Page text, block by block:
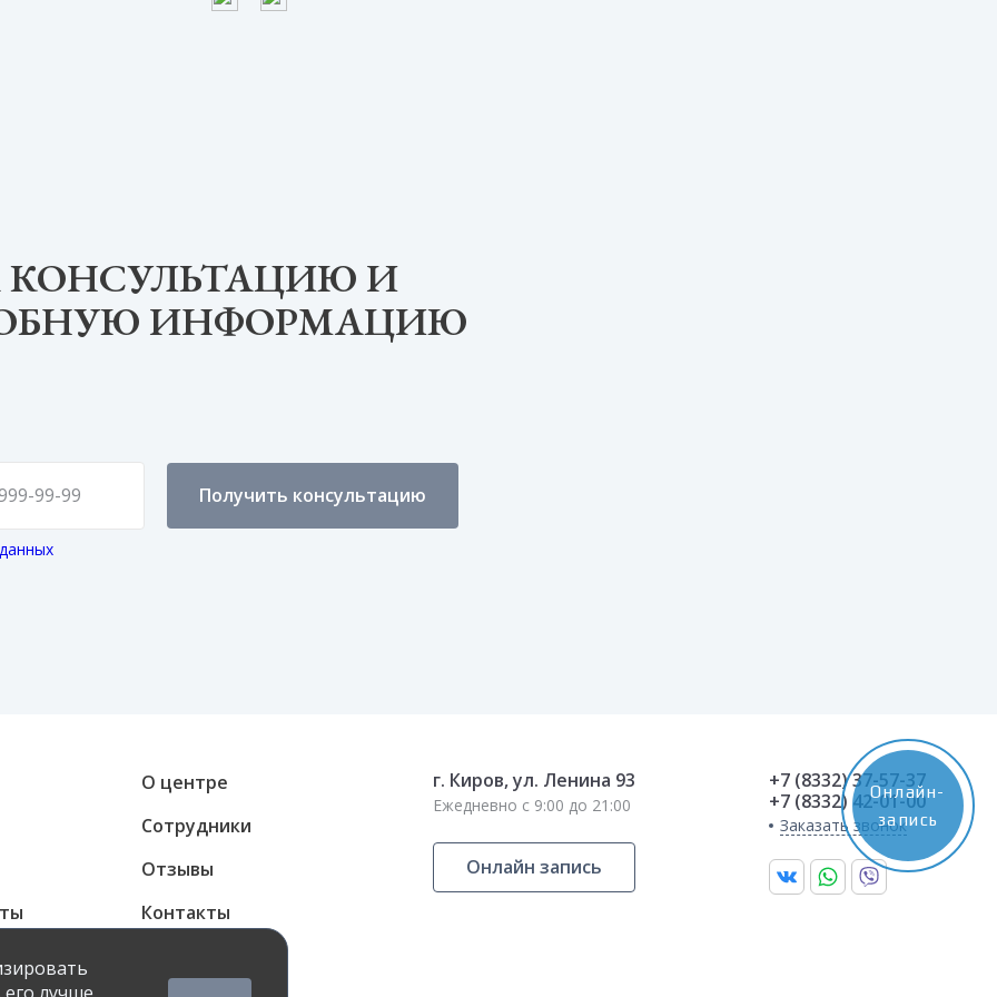
И
ИНФОРМАЦИЮ
Получить консультацию
О центре
Сотрудники
Отзывы
Контакты
г. Киров, ул. Ленина 93
Ежедневно с 9:00 до 21:00
Онлайн запись
+7 (8332) 37-57-37
+7 (8332) 42-01-00
Заказать звонок
Онлайн-
запись